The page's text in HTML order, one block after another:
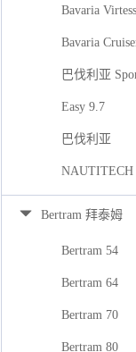
Bavaria
Bavaria
巴伐利亚
Easy 9.7
巴伐利亚
NAUTITECH
Bertram 拜泰姆
Bertram 54
Bertram 64
Bertram 70
Bertram 80